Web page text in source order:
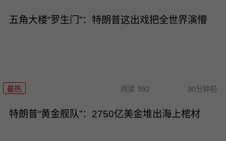
五角大楼“罗生门”：特朗普这出戏把全世界演懵
最热 阅读 992 30分钟前
特朗普“黄金舰队”：2750亿美金堆出海上棺材